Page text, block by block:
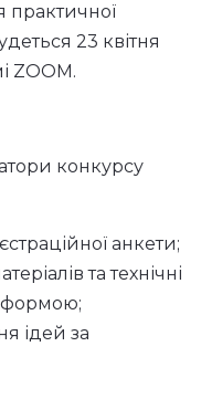
практичної
23 квітня
ZOOM.
конкурсу
анкети;
та технічні
формою;
ідей за